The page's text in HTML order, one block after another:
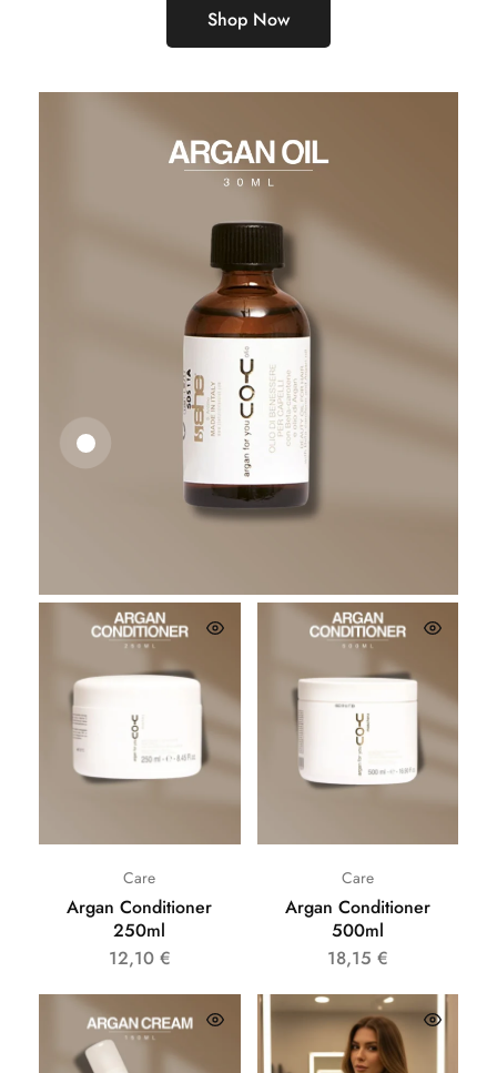
Shop Now
Care
Argan Conditioner
250ml
12,10 €
Care
Argan Conditioner
500ml
18,15 €